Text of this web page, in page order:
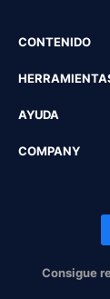
CONTENIDO
AYUDA
COMPANY
Consigue